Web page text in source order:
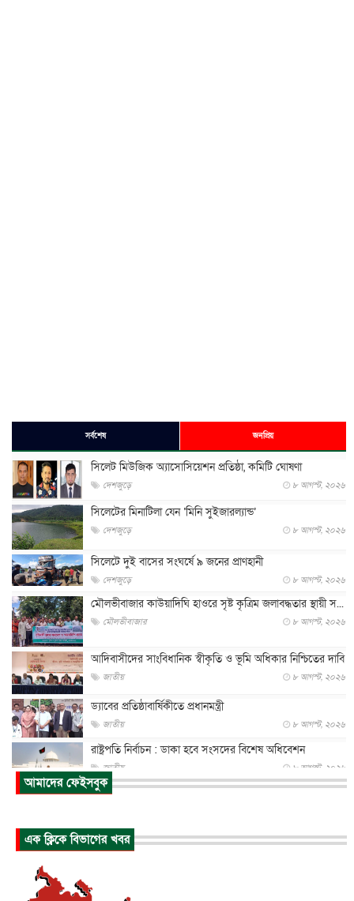
সর্বশেষ জনপ্রিয়
সিলেট মিউজিক অ্যাসোসিয়েশন প্রতিষ্ঠা, কমিটি ঘোষণা
দেশজুড়ে ৮ আগস্ট, ২০২৬
সিলেটের মিনাটিলা যেন ‘মিনি সুইজারল্যান্ড’
দেশজুড়ে ৮ আগস্ট, ২০২৬
সিলেটে দুই বাসের সংঘর্ষে ৯ জনের প্রাণহানী
দেশজুড়ে ৮ আগস্ট, ২০২৬
মৌলভীবাজার কাউয়াদিঘি হাওরে সৃষ্ট কৃত্রিম জলাবদ্ধতার স্থায়ী স...
মৌলভীবাজার ৮ আগস্ট, ২০২৬
আদিবাসীদের সাংবিধানিক স্বীকৃতি ও ভূমি অধিকার নিশ্চিতের দাবি
জাতীয় ৮ আগস্ট, ২০২৬
ড্যাবের প্রতিষ্ঠাবার্ষিকীতে প্রধানমন্ত্রী
জাতীয় ৮ আগস্ট, ২০২৬
রাষ্ট্রপতি নির্বাচন : ডাকা হবে সংসদের বিশেষ অধিবেশন
জাতীয় ৮ আগস্ট, ২০২৬
প্রধানমন্ত্রীর সঙ্গে সাক্ষাতে খুদে শিল্পী অনুশ্রী রায়ের স্বপ...
পাকিস্তান-তুরস্কের সঙ্গে প্রতিরক্ষা চুক্তি সৌদি আরবকে কতটা ন...
যুক্তরাজ্যে গ্রুমিং কেলেঙ্কারি : পাকিস্তানির অপরাধে অস্বস্তি...
আমাদের ফেইসবুক
এক ক্লিকে বিভাগের খবর